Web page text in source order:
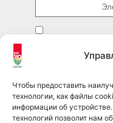
Чтобы предоставить
технологии, как файлы
информации об
технологий позволит нам
конфиденциальности